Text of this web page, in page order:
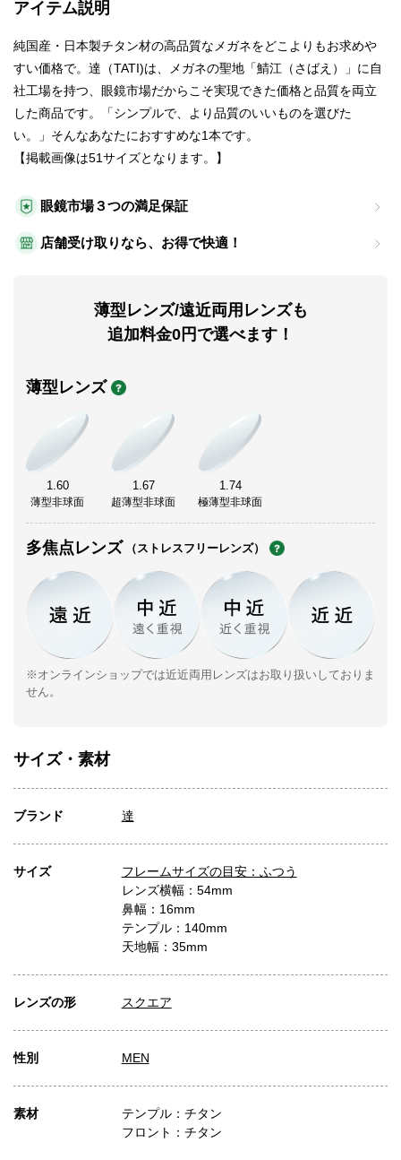
眼鏡市場３つの満足保証
店舗受け取りなら、お得で快適！
薄型レンズ/遠近両用レンズも
追加料金0円で選べます！
薄型レンズ
1.60
薄型非球面
1.67
超薄型非球面
1.74
極薄型非球面
多焦点レンズ （ストレスフリーレンズ）
※オンラインショップでは近近両用レンズはお取り扱いしておりま
せん。
アイテム説明
純国産・日本製チタン材の高品質なメガネをどこよりもお求めや
すい価格で。達（TATI)は、メガネの聖地「鯖江（さばえ）」に自
社工場を持つ、眼鏡市場だからこそ実現できた価格と品質を両立
した商品です。「シンプルで、より品質のいいものを選びた
い。」そんなあなたにおすすめな1本です。
【掲載画像は51サイズとなります。】
サイズ・素材
ブランド 達
サイズ
フレームサイズの目安：ふつう
レンズ横幅：54mm
鼻幅：16mm
テンプル：140mm
天地幅：35mm
レンズの形 スクエア
性別 MEN
素材
テンプル：チタン
フロント：チタン